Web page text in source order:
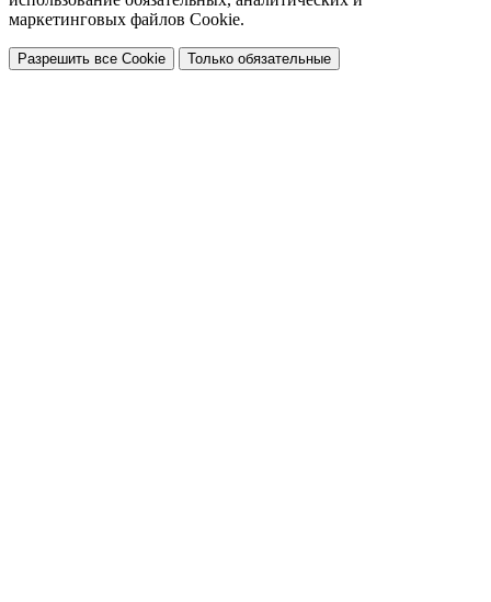
маркетинговых файлов Cookie.
Разрешить все Cookie Только обязательные